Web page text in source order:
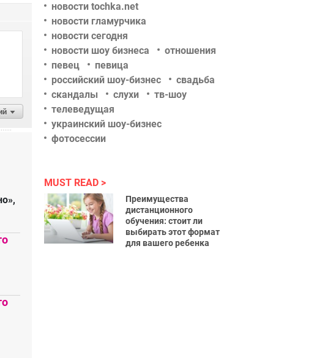
новости tochka.net
новости гламурчика
новости сегодня
новости шоу бизнеса
отношения
певец
певица
российский шоу-бизнес
свадьба
скандалы
слухи
тв-шоу
телеведущая
украинский шоу-бизнес
фотосессии
MUST READ
Преимущества
дистанционного
обучения: стоит ли
выбирать этот формат
для вашего ребенка